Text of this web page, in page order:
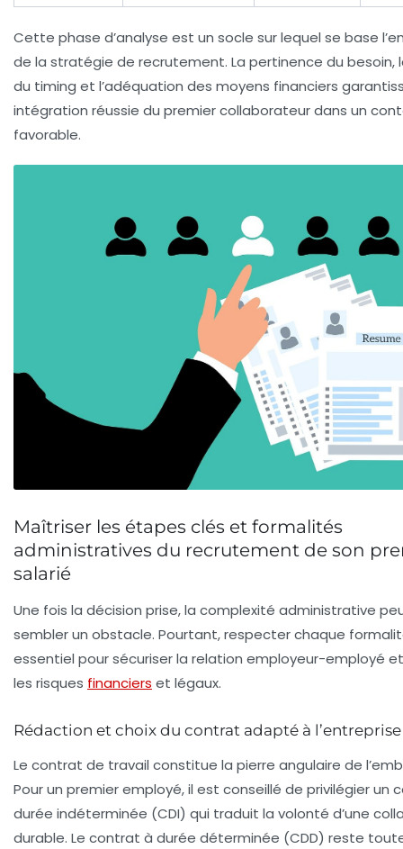
Cette phase d’analyse est un socle sur lequel se base
de la stratégie de recrutement. La pertinence du besoin,
du timing et l’adéquation des moyens financiers
intégration réussie du premier collaborateur dans un
favorable.
Maîtriser les étapes clés et formalités
administratives du recrutement de son
salarié
Une fois la décision prise, la complexité administrative
sembler un obstacle. Pourtant, respecter chaque
essentiel pour sécuriser la relation employeur-employé
les risques financiers et légaux.
Rédaction et choix du contrat adapté à l’entreprise
Le contrat de travail constitue la pierre angulaire de
Pour un premier employé, il est conseillé de privilégier un
durée indéterminée (CDI) qui traduit la volonté d’une
durable. Le contrat à durée déterminée (CDD) reste